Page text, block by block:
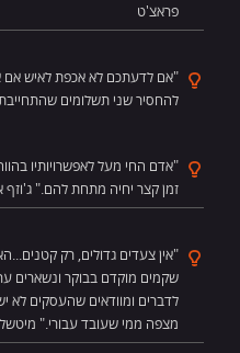
פראצ'ט
"אם לדעתכם לא אכפת לאיש אם
להחסיר שני תשלומים
"אדם החי מעל לאפשרויותיו
זמן קצר יחיה מתחת להם." ג'וזף
"אין צעדים גדולים, רק
שקמים מוקדם בבוקר ונשארים
לדברים ומוודאים שהעסקים לא
מצפה ממי שעובד עבורי."